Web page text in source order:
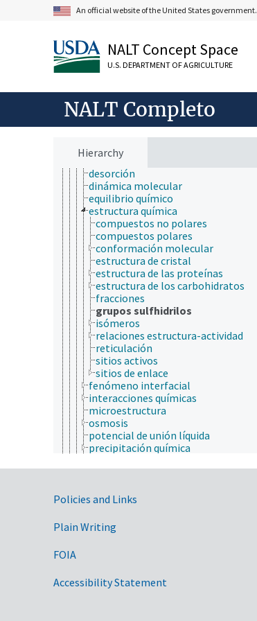
An official website of the United States government.
NALT Concept Space
U.S. DEPARTMENT OF AGRICULTURE
NALT Completo
Hierarchy
estereoquímica
geoquímica
hidroquímica
mecanoquímica
propiedades fisicoquímicas
química analítica
química de las reacciones
concentración química
cristalografía
desorción
dinámica molecular
equilibrio químico
estructura química
compuestos no polares
compuestos polares
conformación molecular
estructura de cristal
estructura de las proteínas
estructura de los carbohidratos
fracciones
grupos sulfhidrilos
isómeros
relaciones estructura-actividad
reticulación
sitios activos
sitios de enlace
fenómeno interfacial
interacciones químicas
microestructura
osmosis
potencial de unión líquida
precipitación química
transición de fase
ultraestructura
quimioinformática
salud animal y humana
sociobiología
animales, ganado, Una Sola Salud
Government Links
Policies and Links
Plain Writing
FOIA
Accessibility Statement